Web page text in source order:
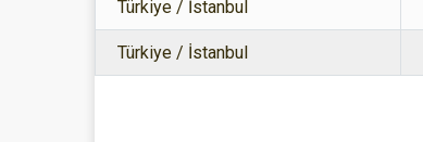
Türkiye / İstanbul
Türkiye / İstanbul